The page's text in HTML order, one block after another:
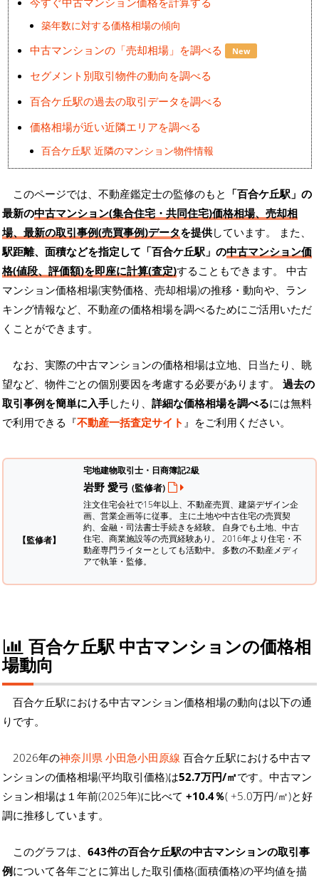
築年数に対する価格相場の傾向
中古マンションの「売却相場」を調べる New
セグメント別取引物件の動向を調べる
百合ケ丘駅の過去の取引データを調べる
価格相場が近い近隣エリアを調べる
百合ケ丘駅 近隣のマンション物件情報
このページでは、不動産鑑定士の監修のもと 「百合ケ丘駅」の
最新の中古マンション(集合住宅・共同住宅)価格相場、売却相
場、最新の取引事例(売買事例)データを提供しています。 また、
駅距離、面積などを指定して「百合ケ丘駅」の中古マンション価
格(値段、評価額)を即座に計算(査定)することもできます。 中古
マンション価格相場(実勢価格、売却相場)の推移・動向や、ラン
キング情報など、不動産の価格相場を調べるためにご活用いただ
くことができます。
なお、実際の中古マンションの価格相場は立地、日当たり、眺
望など、物件ごとの個別要因を考慮する必要があります。 過去の
取引事例を簡単に入手したり、 詳細な価格相場を調べるには無料
で利用できる『不動産一括査定サイト 』をご利用ください。
【監修者】
宅地建物取引士・日商簿記2級
岩野 愛弓 (監修者)
注文住宅会社で15年以上、不動産売買、建築デザイン企
画、営業企画等に従事。 主に土地や中古住宅の売買契
約、金融・司法書士手続きを経験。 自身でも土地、中古
住宅、商業施設等の売買経験あり。 2016年より住宅・不
動産専門ライターとしても活動中。 多数の不動産メディ
アで執筆・監修。
百合ケ丘駅 中古マンションの価格相
場動向
百合ケ丘駅における中古マンション価格相場の動向は以下の通
りです。
2026年の神奈川県 小田急小田原線 百合ケ丘駅における中古マ
ンションの価格相場(平均取引価格)は52.7万円/㎡です。中古マン
ション相場は１年前(2025年)に比べて +10.4％( +5.0万円/㎡)と好
調に推移しています。
このグラフは、 643件の百合ケ丘駅の中古マンションの取引事
例について各年ごとに算出した取引価格(面積価格)の平均値を描